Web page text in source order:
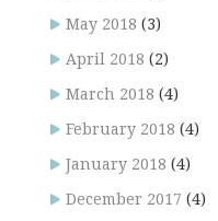
May 2018 (3)
April 2018 (2)
March 2018 (4)
February 2018 (4)
January 2018 (4)
December 2017 (4)